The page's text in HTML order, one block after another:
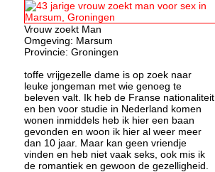
Vrouw zoekt Man
Omgeving: Marsum
Provincie: Groningen
toffe vrijgezelle dame is op zoek naar
leuke jongeman met wie genoeg te
beleven valt. Ik heb de Franse nationaliteit
en ben voor studie in Nederland komen
wonen inmiddels heb ik hier een baan
gevonden en woon ik hier al weer meer
dan 10 jaar. Maar kan geen vriendje
vinden en heb niet vaak seks, ook mis ik
de romantiek en gewoon de gezelligheid.